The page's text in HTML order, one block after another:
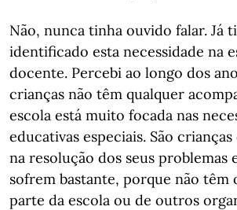
Não, nunca tinha ouvido falar. Já
identificado esta necessidade na
docente. Percebi ao longo dos
crianças não têm qualquer
escola está muito focada nas
educativas especiais. São crianças
na resolução dos seus problemas
sofrem bastante, porque não têm
parte da escola ou de outros